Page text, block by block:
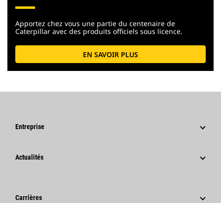
Apportez chez vous une partie du centenaire de
Caterpillar avec des produits officiels sous licence.
EN SAVOIR PLUS
Entreprise
Gouvernance
Fondation Caterpillar
Actualités
Communiqués De Presse De L'entreprise
Carrières